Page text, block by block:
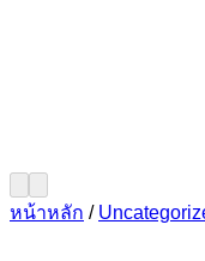
หน้าหลัก /